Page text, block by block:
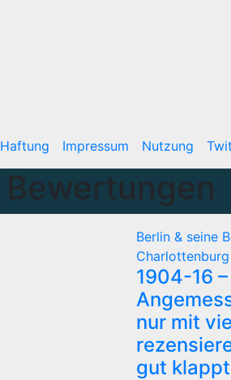
Haftung Impressum Nutzung
Bewertungen
Berlin & seine
Charlottenburg
1904-16
nur mit
gut